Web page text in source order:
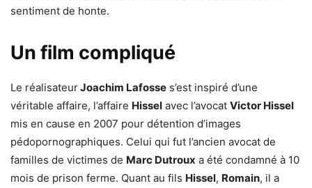
sentiment de honte.
Un film compliqué
Le réalisateurJoachim Lafosse s’est inspiré d’une
véritable affaire, l’affaire Hissel avec l’avocat Victor Hissel
mis en cause en 2007 pour détention d’images
pédopornographiques. Celui qui fut l’ancien avocat de
familles de victimes de Marc Dutroux a été condamné à 10
mois de prison ferme. Quant au fils Hissel, Romain, il a